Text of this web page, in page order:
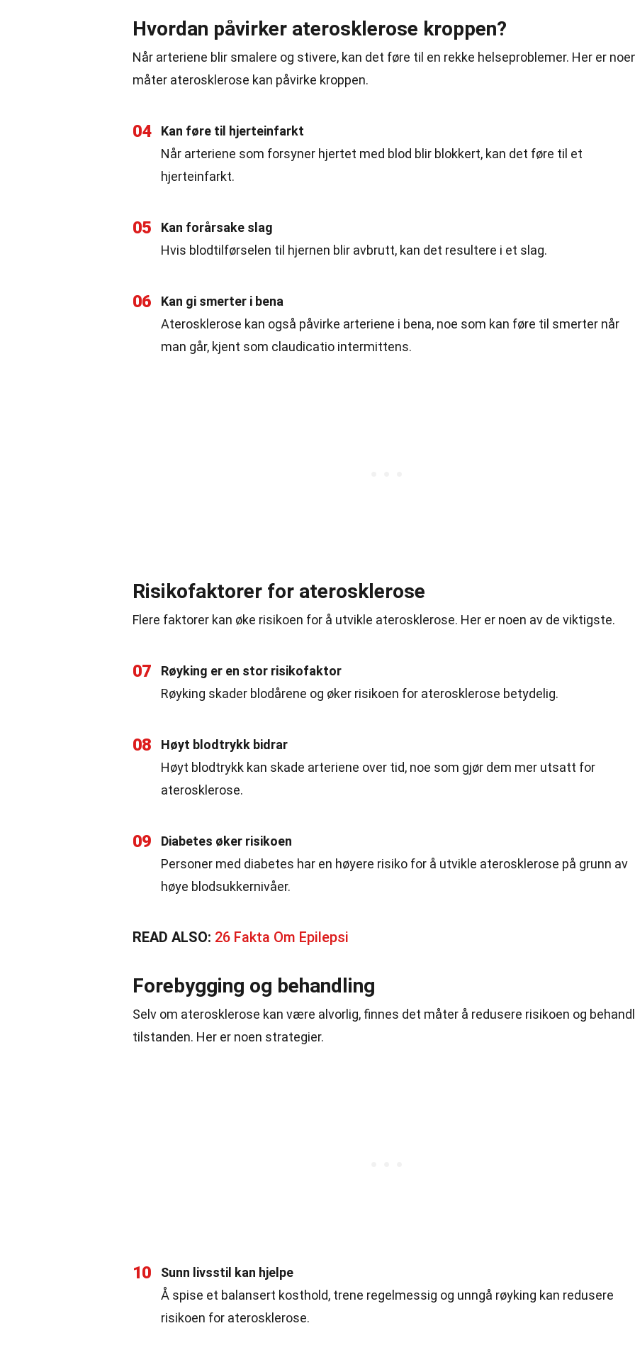
Hvordan påvirker aterosklerose kroppen?
Når arteriene blir smalere og stivere, kan det føre til en rekke helseproblemer. Her er
måter aterosklerose kan påvirke kroppen.
04
Kan føre til hjerteinfarkt
Når arteriene som forsyner hjertet med blod blir blokkert, kan det føre til et
hjerteinfarkt.
05
Kan forårsake slag
Hvis blodtilførselen til hjernen blir avbrutt, kan det resultere i et slag.
06
Kan gi smerter i bena
Aterosklerose kan også påvirke arteriene i bena, noe som kan føre til smerter når
man går, kjent som claudicatio intermittens.
Risikofaktorer for aterosklerose
Flere faktorer kan øke risikoen for å utvikle aterosklerose. Her er noen av de viktigste.
07
Røyking er en stor risikofaktor
Røyking skader blodårene og øker risikoen for aterosklerose betydelig.
08
Høyt blodtrykk bidrar
Høyt blodtrykk kan skade arteriene over tid, noe som gjør dem mer utsatt for
aterosklerose.
09
Diabetes øker risikoen
Personer med diabetes har en høyere risiko for å utvikle aterosklerose på grunn av
høye blodsukkernivåer.
READ ALSO: 26 Fakta Om Epilepsi
Forebygging og behandling
Selv om aterosklerose kan være alvorlig, finnes det måter å redusere risikoen og
tilstanden. Her er noen strategier.
10
Sunn livsstil kan hjelpe
Å spise et balansert kosthold, trene regelmessig og unngå røyking kan redusere
risikoen for aterosklerose.